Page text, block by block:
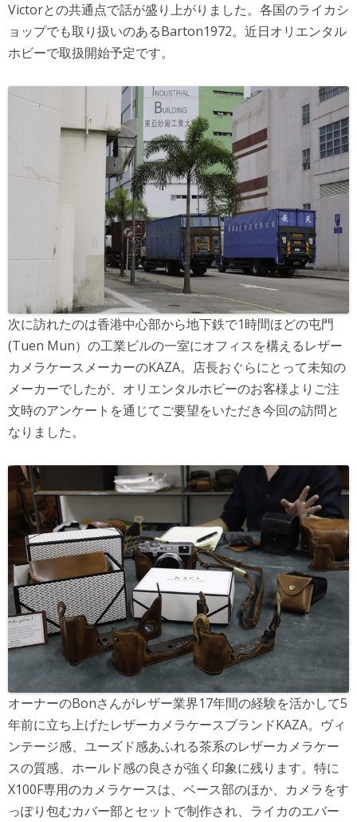
Victorとの共通点で話が盛り上がりました。各国のライカシ
ョップでも取り扱いのあるBarton1972。近日オリエンタル
ホビーで取扱開始予定です。
次に訪れたのは香港中心部から地下鉄で1時間ほどの屯門
(Tuen Mun）の工業ビルの一室にオフィスを構えるレザー
カメラケースメーカーのKAZA。店長おぐらにとって未知の
メーカーでしたが、オリエンタルホビーのお客様よりご注
文時のアンケートを通じてご要望をいただき今回の訪問と
なりました。
オーナーのBonさんがレザー業界17年間の経験を活かして5
年前に立ち上げたレザーカメラケースブランドKAZA。ヴィ
ンテージ感、ユーズド感あふれる茶系のレザーカメラケー
スの質感、ホールド感の良さが強く印象に残ります。特に
X100F専用のカメラケースは、ベース部のほか、カメラをす
っぽり包むカバー部とセットで制作され、ライカのエバー